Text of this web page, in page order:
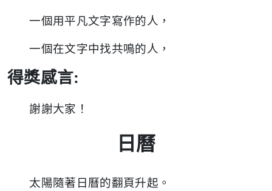
一個用平凡文字寫作的人，
一個在文字中找共鳴的人，
得獎感言:
謝謝大家！
日曆
太陽隨著日曆的翻頁升起。